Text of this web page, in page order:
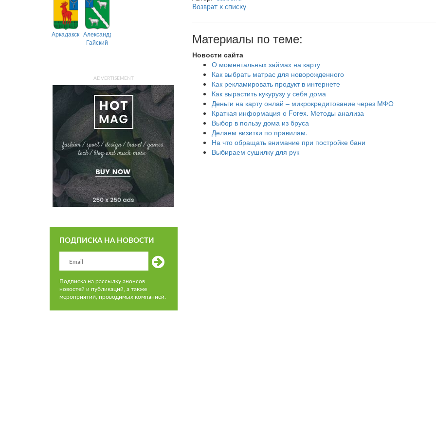
АркадакскийАлександрово-
Гайский
ADVERTISEMENT
ПОДПИСКА НА НОВОСТИ
Подписка на рассылку анонсов
новостей и публикаций, а также
мероприятий, проводимых компанией.
Возврат к списку
Материалы по теме:
Новости сайта
О моментальных займах на карту
Как выбрать матрас для новорожденного
Как рекламировать продукт в интернете
Как вырастить кукурузу у себя дома
Деньги на карту онлай – микрокредитование через МФО
Краткая информация о Forex. Методы анализа
Выбор в пользу дома из бруса
Делаем визитки по правилам.
На что обращать внимание при постройке бани
Выбираем сушилку для рук